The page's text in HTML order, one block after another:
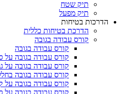
תיק שטח
תיק מפעל
הדרכות בטיחות
הדרכת בטיחות כללית
קורס עבודה בגובה
קורס עבודה בגובה
קורס עבודה בגובה על
קורס עבודה בגובה על
קורס עבודה בגובה
קורס עבודה בגובה על
קורס עבודה בגובה על